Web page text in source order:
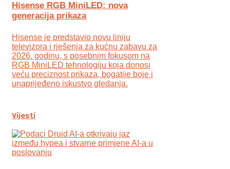
Hisense RGB MiniLED: nova
generacija prikaza
Hisense je predstavio novu liniju
televizora i rješenja za kućnu zabavu za
2026. godinu, s posebnim fokusom na
RGB MiniLED tehnologiju koja donosi
veću preciznost prikaza, bogatije boje i
unaprijeđeno iskustvo gledanja.
Vijesti